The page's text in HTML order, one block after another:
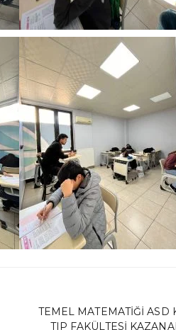
TEMEL MATEMATIĞI ASD
TIP FAKÜLTESI